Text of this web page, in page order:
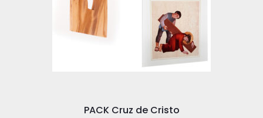
PACK Cruz de Cristo